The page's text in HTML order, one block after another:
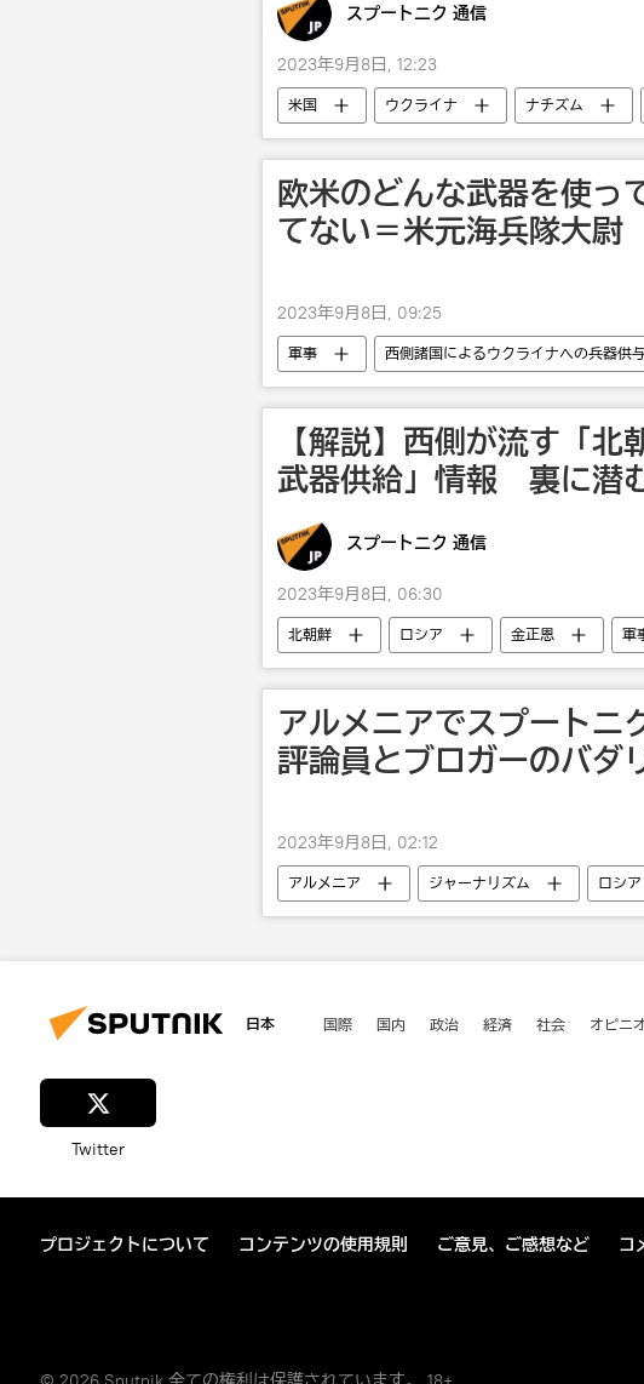
スプートニク 通信
2023年9月8日, 12:23
米国 ウクライナ ナチズム
欧米のどんな武器を使っ
てない＝米元海兵隊大尉
2023年9月8日, 09:25
軍事 西側諸国によるウクライナへの兵器供
【解説】西側が流す「
武器供給」情報 裏に潜
スプートニク 通信
2023年9月8日, 06:30
北朝鮮 ロシア 金正恩 軍
アルメニアでスプートニ
評論員とブロガーのバダ
2023年9月8日, 02:12
アルメニア ジャーナリズム ロシア
日本 国際 国内 政治 経済 社会 オピニ
Twitter
プロジェクトについて コンテンツの使用規則 ご意見、ご感想など コ